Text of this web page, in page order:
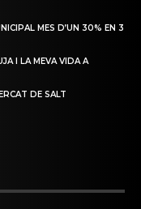
MES D’UN 30% EN 3
I LA MEVA VIDA A
DE SALT